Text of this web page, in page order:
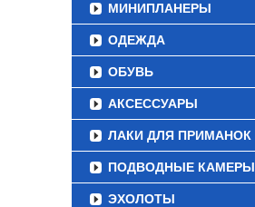
МИНИПЛАНЕРЫ
ОДЕЖДА
ОБУВЬ
АКСЕССУАРЫ
ЛАКИ ДЛЯ ПРИМАНОК
ПОДВОДНЫЕ КАМЕРЫ
ЭХОЛОТЫ